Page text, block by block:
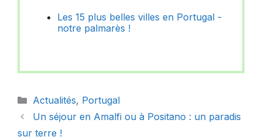
Les 15 plus belles villes en Portugal -
notre palmarès !
Catégories
Actualités, Portugal
Un séjour en Amalfi ou à Positano : un paradis
sur terre !